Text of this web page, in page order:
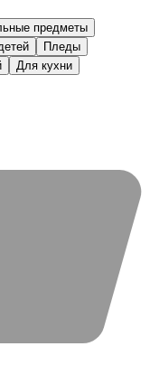
предметы
Пледы
Для кухни